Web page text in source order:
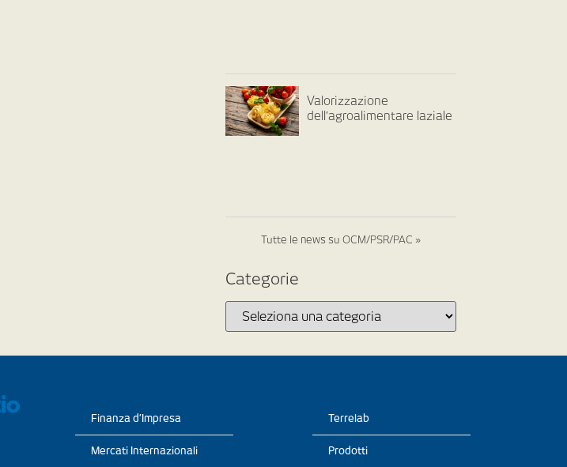
Valorizzazione
dell’agroalimentare laziale
Tutte le news su OCM/PSR/PAC »
Categorie
Finanza d’Impresa
Mercati Internazionali
Terrelab
Prodotti